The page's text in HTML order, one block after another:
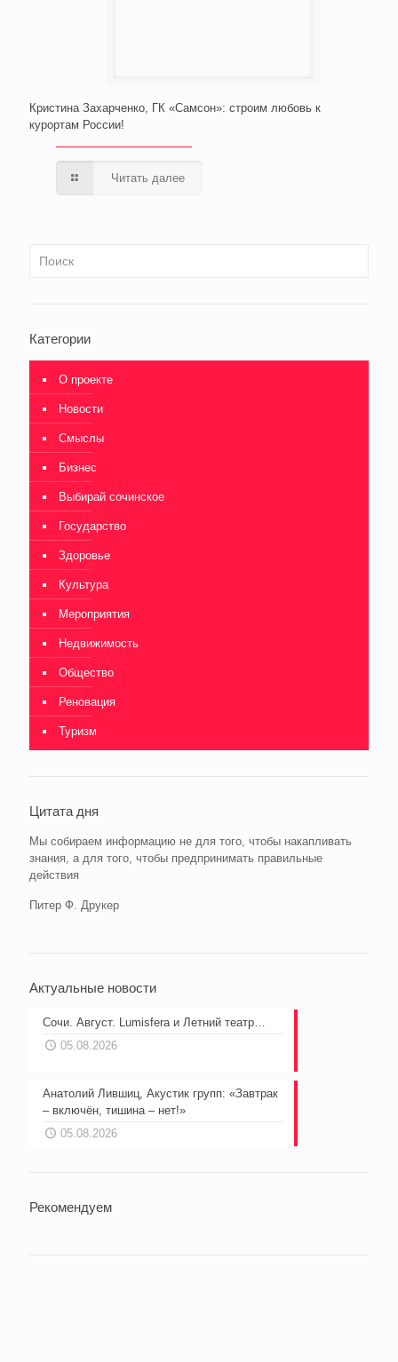
Кристина Захарченко, ГК «Самсон»: строим любовь к
курортам России!
Читать далее
Категории
О проекте
Новости
Смыслы
Бизнес
Выбирай сочинское
Государство
Здоровье
Культура
Мероприятия
Недвижимость
Общество
Реновация
Туризм
Цитата дня
Мы собираем информацию не для того, чтобы накапливать
знания, а для того, чтобы предпринимать правильные
действия
Питер Ф. Друкер
Актуальные новости
Сочи. Август. Lumisfera и Летний театр…
05.08.2026
Анатолий Лившиц, Акустик групп: «Завтрак
– включён, тишина – нет!»
05.08.2026
Рекомендуем